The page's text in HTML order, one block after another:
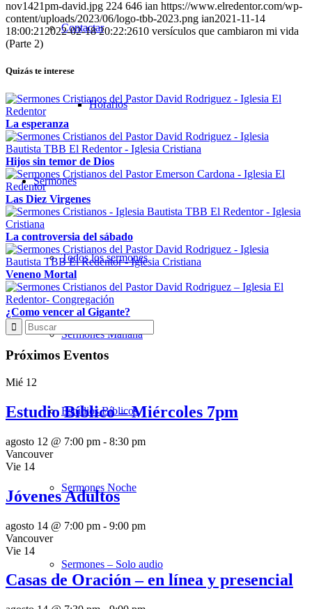
Contactar
Horarios
Sermones
Todos los sermones
Sermones Mañana
Estudios Bíblicos
Sermones Noche
Sermones – Solo audio
nov1421pm-david.jpg 224 646 ian https://www.elredentor.com/wp-
content/uploads/2023/06/logo-tbb-2023.png ian2021-11-14
18:00:21 2022-02-18 20:22:2610 versículos que cambiaron mi vida
(Parte 2)
Quizás te interese
La esperanza
Hijos sin temor de Dios
Las Diez Virgenes
La controversia del sábado
Veneno Mortal
¿Como vencer al Gigante?
Próximos Eventos
Mié 12
Estudio Bíblico – Miércoles 7pm
agosto 12 @ 7:00 pm - 8:30 pm
Vancouver
Vie 14
Jóvenes Adultos
agosto 14 @ 7:00 pm - 9:00 pm
Vancouver
Vie 14
Casas de Oración – en línea y presencial